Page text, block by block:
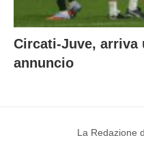
Circati-Juve, arriva
annuncio
La Redazione